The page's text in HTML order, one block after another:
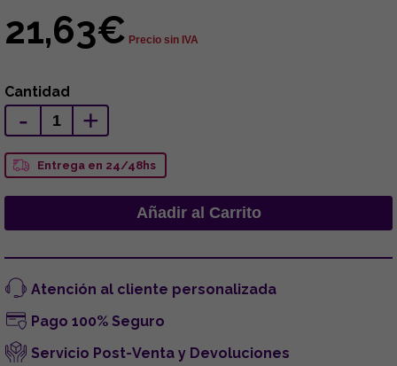
21,63€ Precio sin IVA
Cantidad
- +
Entrega en 24/48hs
Atención al cliente personalizada
Pago 100% Seguro
Servicio Post-Venta y Devoluciones